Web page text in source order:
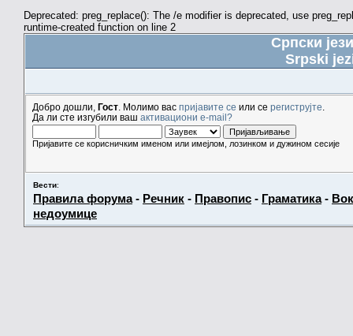
Deprecated: preg_replace(): The /e modifier is deprecated, use
runtime-created function on line 2
Српски
Srpski
Добро дошли, Гост . Молимо вас пријавите се или се региструјте
Да ли сте изгубили ваш активациони e-mail?
Пријавите се корисничким именом или имејлом, лозинком и дужином сесије
Вести:
Правила форума- Речник - Правопис - Граматика-
недоумице